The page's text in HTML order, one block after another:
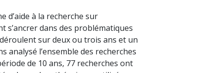
d’aide à la recherche sur
s’ancrer dans des problématiques
sur deux ou trois ans et un
l’ensemble des recherches
de 10 ans, 77 recherches ont